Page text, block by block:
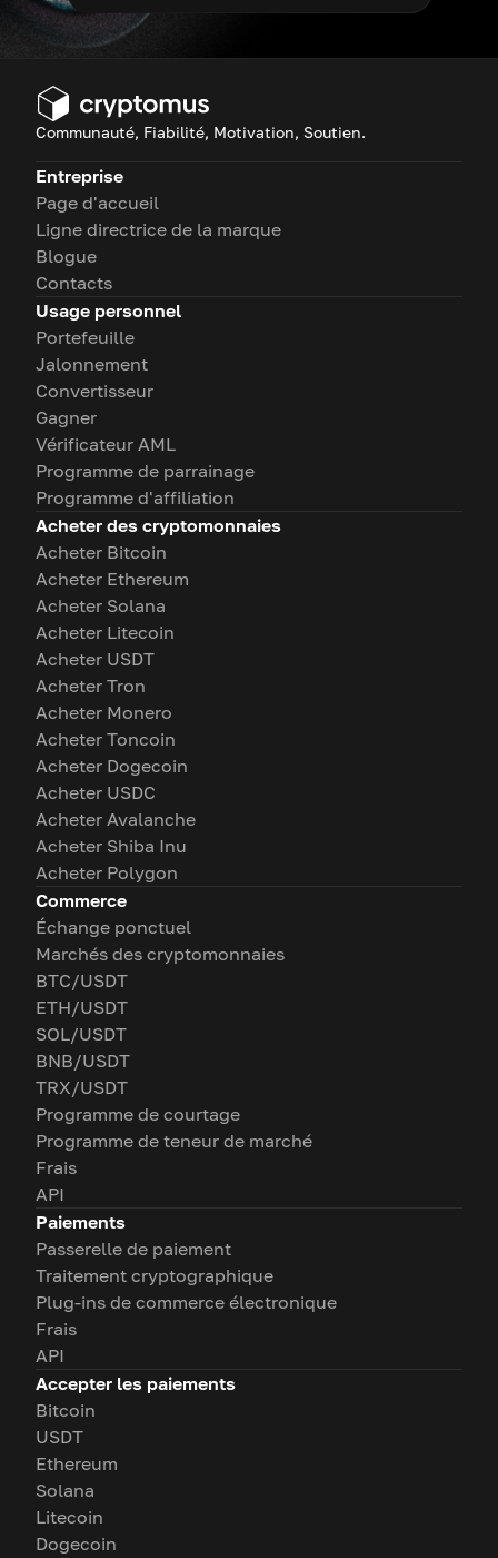
Communauté, Fiabilité, Motivation, Soutien.
Entreprise
Page d'accueil
Ligne directrice de la marque
Blogue
Contacts
Usage personnel
Portefeuille
Jalonnement
Convertisseur
Gagner
Vérificateur AML
Programme de parrainage
Programme d'affiliation
Acheter des cryptomonnaies
Acheter Bitcoin
Acheter Ethereum
Acheter Solana
Acheter Litecoin
Acheter USDT
Acheter Tron
Acheter Monero
Acheter Toncoin
Acheter Dogecoin
Acheter USDC
Acheter Avalanche
Acheter Shiba Inu
Acheter Polygon
Commerce
Échange ponctuel
Marchés des cryptomonnaies
BTC/USDT
ETH/USDT
SOL/USDT
BNB/USDT
TRX/USDT
Programme de courtage
Programme de teneur de marché
Frais
API
Paiements
Passerelle de paiement
Traitement cryptographique
Plug-ins de commerce électronique
Frais
API
Accepter les paiements
Bitcoin
USDT
Ethereum
Solana
Litecoin
Dogecoin